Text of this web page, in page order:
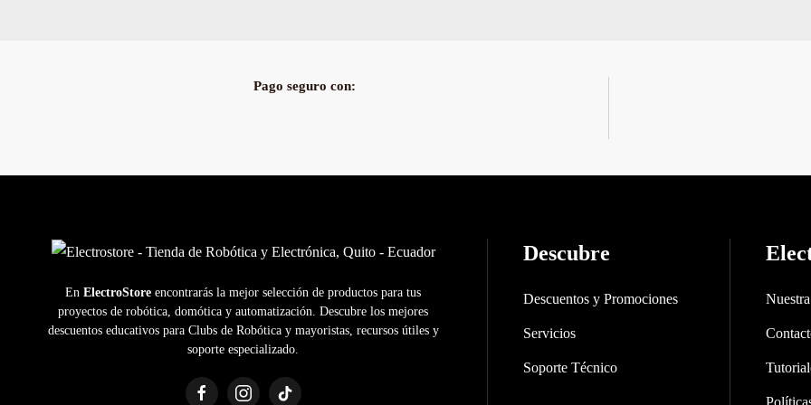
Pago seguro con:
En ElectroStore encontrarás la mejor selección de productos para tus
proyectos de robótica, domótica y automatización. Descubre los mejores
descuentos educativos para Clubs de Robótica y mayoristas, recursos útiles y
soporte especializado.
Descubre
Descuentos y Promociones
Servicios
Soporte Técnico